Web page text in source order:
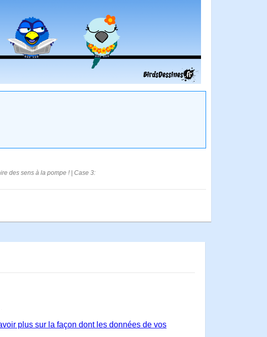
des sens à la pompe ! | Case 3:
plus sur la façon dont les données de vos